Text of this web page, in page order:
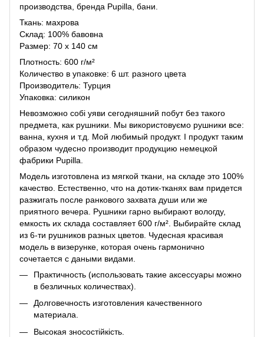
производства, бренда Pupilla, бани.
Ткань: махрова
Склад: 100% бавовна
Размер: 70 х 140 см
Плотность: 600 г/м²
Количество в упаковке: 6 шт. разного цвета
Производитель: Турция
Упаковка: силикон
Невозможно собі уяви сегодняшний побут без такого
предмета, как рушники. Мы використовуємо рушники все:
ванна, кухня и т.д. Мой любимый продукт. І продукт таким
образом чудесно производит продукцию немецкой
фабрики Pupilla.
Модель изготовлена ​​из мягкой ткани, на складе это 100%
качество. Естественно, что на дотик-тканях вам придется
разжигать после ранкового захвата души или же
приятного вечера. Рушники гарно выбирают вологду,
емкость их склада составляет 600 г/м². Выбирайте склад
из 6-ти рушников разных цветов. Чудесная красивая
модель в визерунке, которая очень гармонично
сочетается с даными видами.
Практичность (использовать такие аксессуары можно
в безличных количествах).
Долговечность изготовления качественного
материала.
Высокая зносостійкість.